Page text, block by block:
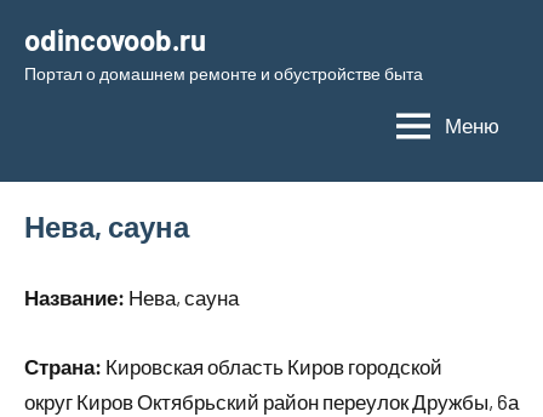
содержимому
odincovoob.ru
Портал о домашнем ремонте и обустройстве быта
Меню
Нева, сауна
Название: Нева, сауна
Страна: Кировская область Киров городской
округ Киров Октябрьский район переулок Дружбы, 6а